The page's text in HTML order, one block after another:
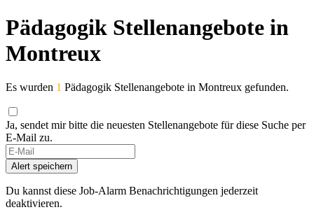
Pädagogik Stellenangebote in
Montreux
Es wurden 1 Pädagogik Stellenangebote in Montreux gefunden.
Ja, sendet mir bitte die neuesten Stellenangebote für diese Suche per
E-Mail zu.
Alert speichern
Du kannst diese Job-Alarm Benachrichtigungen jederzeit
deaktivieren.